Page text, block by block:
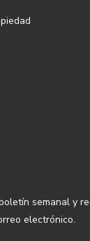
semanal y
electrónico.